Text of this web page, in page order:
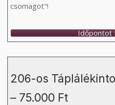
csomagot"!
Időpontot
206-os
– 75.000 Ft